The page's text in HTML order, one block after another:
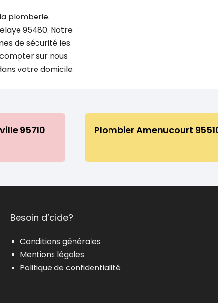
plomberie.
95480. Notre
de sécurité les
sur nous
votre domicile.
95710 Plombier Amenucourt
Besoin d’aide?
Conditions générales
Mentions légales
Politique de confidentialité